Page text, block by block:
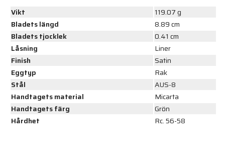
Vikt
119.07 g
Bladets längd
8.89 cm
Bladets tjocklek
0.41 cm
Låsning
Liner
Finish
Satin
Eggtyp
Rak
Stål
AUS-8
Handtagets material
Micarta
Handtagets färg
Grön
Hårdhet
Rc. 56-58